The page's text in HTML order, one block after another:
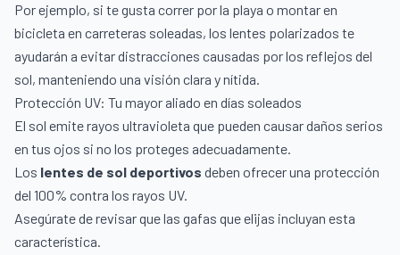
Por ejemplo, si te gusta correr por la playa o montar en
bicicleta en carreteras soleadas, los lentes polarizados te
ayudarán a evitar distracciones causadas por los reflejos del
sol, manteniendo una visión clara y nítida.
Protección UV: Tu mayor aliado en días soleados
El sol emite rayos ultravioleta que pueden causar daños serios
en tus ojos si no los proteges adecuadamente.
Los lentes de sol deportivos deben ofrecer una protección
del 100% contra los rayos UV.
Asegúrate de revisar que las gafas que elijas incluyan esta
característica.